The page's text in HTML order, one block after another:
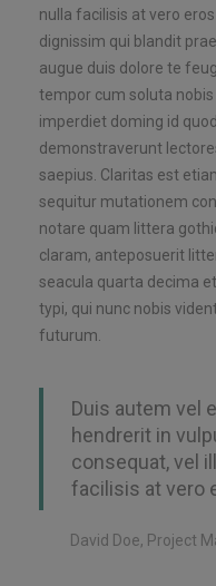
nulla facilisis at vero
dignissim qui blandit
augue duis dolore te
tempor cum soluta
imperdiet doming id
demonstraverunt
saepius. Claritas est
sequitur mutationem
notare quam littera
claram, anteposuerit
seacula quarta decima
typi, qui nunc nobis
futurum.
Duis autem vel
hendrerit in
consequat, vel
facilisis at vero
David Doe, Project